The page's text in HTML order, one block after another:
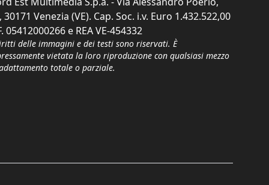
30171 Venezia (VE). Cap. Soc. i.v. Euro 1.432.522,00
05412000266 e REA VE-454332
delle immagini e dei testi sono riservati. È
vietata la loro riproduzione con qualsiasi mezzo
totale o parziale.